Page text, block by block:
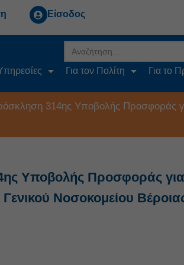
Είσοδος
for:
Για τον Πολίτη Για το
314ης Υποβολής Προσφοράς
Υποβολής Προσφοράς για
Γενικού Νοσοκομείου